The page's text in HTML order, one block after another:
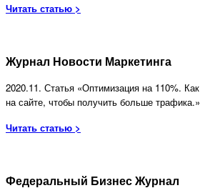
Читать статью >
Журнал Новости Маркетинга
2020.11. Статья «Оптимизация на 110%.
на сайте, чтобы получить больше трафика.»
Читать статью >
Федеральный Бизнес Журнал